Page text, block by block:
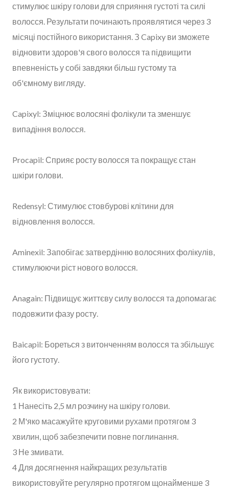
стимулює шкіру голови для сприяння густоті та силі
волосся. Результати починають проявлятися через 3
місяці постійного використання. З Capixy ви зможете
відновити здоров'я свого волосся та підвищити
впевненість у собі завдяки більш густому та
об'ємному вигляду.
Capixyl: Зміцнює волосяні фолікули та зменшує
випадіння волосся.
Procapil: Сприяє росту волосся та покращує стан
шкіри голови.
Redensyl: Стимулює стовбурові клітини для
відновлення волосся.
Aminexil: Запобігає затвердінню волосяних фолікулів,
стимулюючи ріст нового волосся.
Anagain: Підвищує життєву силу волосся та допомагає
подовжити фазу росту.
Baicapil: Бореться з витонченням волосся та збільшує
його густоту.
Як використовувати:
1 Нанесіть 2,5 мл розчину на шкіру голови.
2 М'яко масажуйте круговими рухами протягом 3
хвилин, щоб забезпечити повне поглинання.
3 Не змивати.
4 Для досягнення найкращих результатів
використовуйте регулярно протягом щонайменше 3